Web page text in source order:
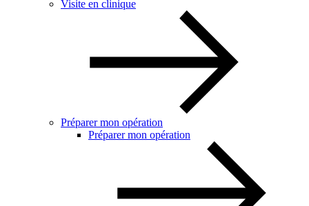
Visite en clinique
Préparer mon opération
Préparer mon opération